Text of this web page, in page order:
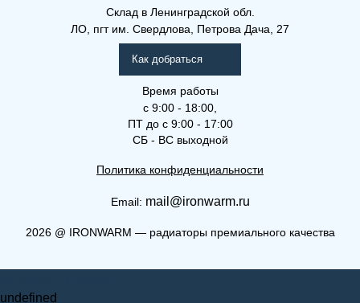
Склад в Ленинградской обл.
ЛО, пгт им. Свердлова, Петрова Дача, 27
Как добраться
Время работы
с 9:00 - 18:00,
ПТ до с 9:00 - 17:00
СБ - ВС выходной
Политика конфиденциальности
Email: mail@ironwarm.ru
2026@ IRONWARM — радиаторы премиального качества
undefined